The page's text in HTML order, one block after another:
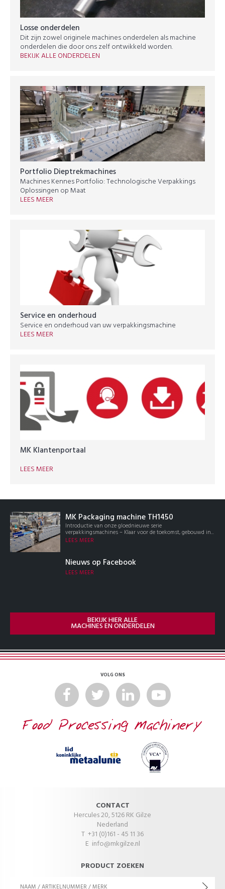
Losse onderdelen
Dit zijn zowel originele machines onderdelen als machine
onderdelen die door ons zelf ontwikkeld worden.
BEKIJK ALLE ONDERDELEN
Portfolio Dieptrekmachines
Machines Kennes Portfolio: Technologische Verpakkings
Oplossingen op Maat
LEES MEER
Service en onderhoud
Service en onderhoud van uw verpakkingsmachine
LEES MEER
MK Klantenportaal
LEES MEER
MK Packaging machine TH1450
Introductie van onze gloednieuwe serie
verpakkingsmachines – Klaar voor de toekomst, gebouwd in...
LEES MEER
Nieuws op Facebook
LEES MEER
BEKIJK HIER ALLE
MACHINES EN ONDERDELEN
VOLG ONS
CONTACT
Hercules 20, 5126 RK Gilze
Nederland
T +31 (0)161 - 45 11 36
E info@mkgilze.nl
PRODUCT ZOEKEN